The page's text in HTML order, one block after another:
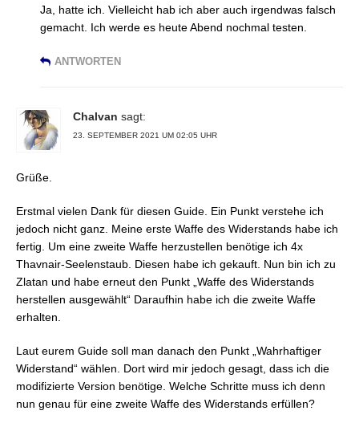
Ja, hatte ich. Vielleicht hab ich aber auch irgendwas falsch
gemacht. Ich werde es heute Abend nochmal testen.
ANTWORTEN
Chalvan sagt:
23. SEPTEMBER 2021 UM 02:05 UHR
Grüße.
Erstmal vielen Dank für diesen Guide. Ein Punkt verstehe ich
jedoch nicht ganz. Meine erste Waffe des Widerstands habe ich
fertig. Um eine zweite Waffe herzustellen benötige ich 4x
Thavnair-Seelenstaub. Diesen habe ich gekauft. Nun bin ich zu
Zlatan und habe erneut den Punkt „Waffe des Widerstands
herstellen ausgewählt“ Daraufhin habe ich die zweite Waffe
erhalten.
Laut eurem Guide soll man danach den Punkt „Wahrhaftiger
Widerstand“ wählen. Dort wird mir jedoch gesagt, dass ich die
modifizierte Version benötige. Welche Schritte muss ich denn
nun genau für eine zweite Waffe des Widerstands erfüllen?